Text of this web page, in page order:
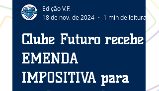
Edição V.F.
18 de nov. de 2024
1 min de leitura
Clube Futuro recebe
EMENDA